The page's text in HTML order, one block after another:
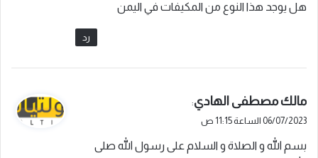
ل
هل يوجد هذا النوع من المكيفات في اليمن
رد
ي
ق
ل
مالك مصطفى الهادي:
06/07/2023 الساعة 11:15 ص
بسم الله و الصلاة و السلام على رسول الله صلى